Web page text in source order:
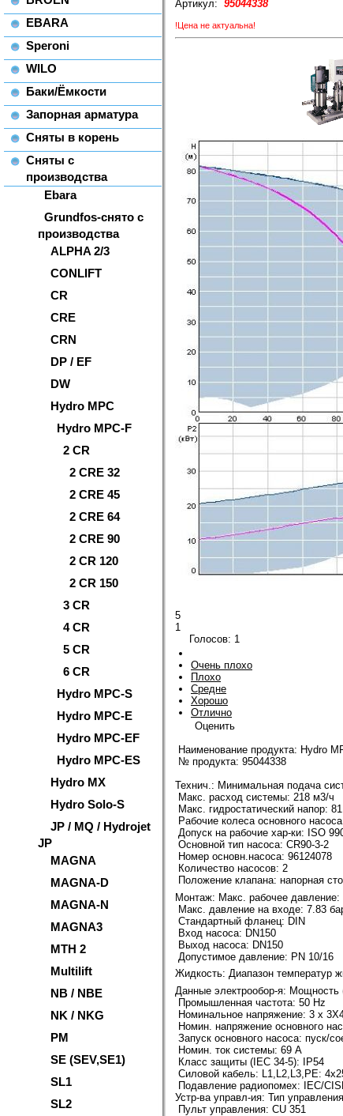
EBARA
Speroni
WILO
Баки/Ёмкости
Запорная арматура
Сняты в корень
Сняты с
производства
Ebara
Grundfos-снято с
производства
ALPHA 2/3
CONLIFT
CR
CRE
CRN
DP / EF
DW
Hydro MPC
Hydro MPC-F
2 CR
2 CRE 32
2 CRE 45
2 CRE 64
2 CRE 90
2 CR 120
2 CR 150
3 CR
4 CR
5 CR
6 CR
Hydro MPC-S
Hydro MPC-E
Hydro MPC-EF
Hydro MPC-ES
Hydro MX
Hydro Solo-S
JP / MQ / Hydrojet
JP
MAGNA
MAGNA-D
MAGNA-N
MAGNA3
MTH 2
Multilift
NB / NBE
NK / NKG
PM
SE (SEV,SE1)
SL1
SL2
Артикул: 95044338
!Цена не актуальна!
5
1
Голосов: 1
Очень плохо
Плохо
Средне
Хорошо
Отлично
Оценить
Наименование продукта: Hydro
№ продукта: 95044338
Технич.: Минимальная подача
Макс. расход системы: 218 м3/ч
Макс. гидростатический напор:
Рабочие колеса основного
Допуск на рабочие хар-ки: ISO
Основной тип насоса: CR90-3-2
Номер основн.насоса: 96124078
Количество насосов: 2
Положение клапана: напорная
Монтаж: Макс. рабочее давление:
Макс. давление на входе: 7.83
Стандартный фланец: DIN
Вход насоса: DN150
Выход насоса: DN150
Допустимое давление: PN 10/16
Жидкость: Диапазон температур
Данные электрообор-я: Мощность
Промышленная частота: 50 Hz
Номинальное напряжение: 3 x
Номин. напряжение основного
Запуск основного насоса: пуск/
Номин. ток системы: 69 A
Класс защиты (IEC 34-5): IP54
Силовой кабель: L1,L2,L3,PE:
Подавление радиопомех: IEC/
Устр-ва управл-ия: Тип
Пульт управления: CU 351